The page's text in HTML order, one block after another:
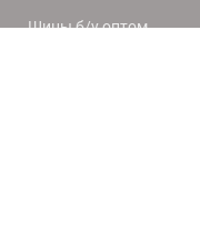
Шины б/у оптом